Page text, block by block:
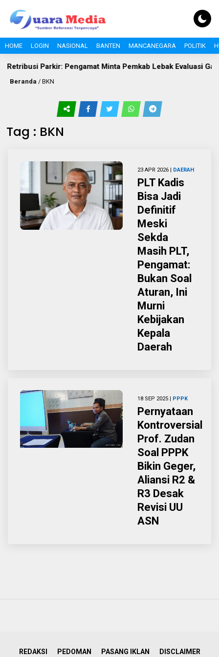
HOME LOGIN NASIONAL BANTEN MANCANEGARA POLITIK
Parkir: Pengamat Minta Pemkab Lebak Evaluasi Gate
Beranda / BKN
Tag : BKN
23 APR 2026 | DAERAH
PLT Kadis
Bisa Jadi
Definitif
Meski
Sekda
Masih PLT,
Pengamat:
Bukan Soal
Aturan, Ini
Murni
Kebijakan
Kepala
Daerah
18 SEP 2025 | PPPK
Pernyataan
Kontroversial
Prof. Zudan
Soal PPPK
Bikin Geger,
Aliansi R2 &
R3 Desak
Revisi UU
ASN
REDAKSI PEDOMAN PASANG IKLAN DISCLAIMER